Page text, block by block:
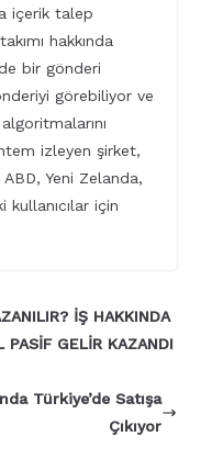
içerik talep
hakkında
bir gönderi
görebiliyor ve
izleyen şirket,
Yeni Zelanda,
kullanıcılar için
İŞ HAKKINDA
GELİR KAZANDI
Türkiye’de Satışa
Çıkıyor